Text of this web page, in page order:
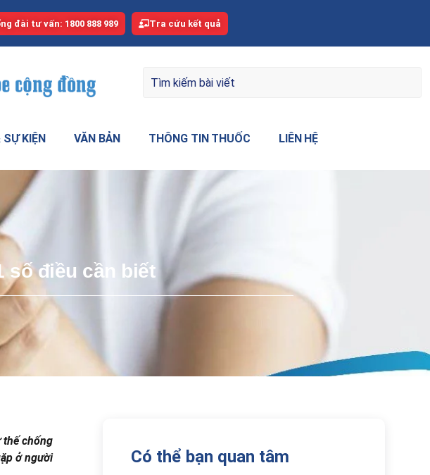
đài tư vấn: 1800 888 989 Tra cứu kết quả
KIỆN VĂN BẢN THÔNG TIN THUỐC LIÊN HỆ
số điều cần biết
thế chống
ở người
Có thể bạn quan tâm